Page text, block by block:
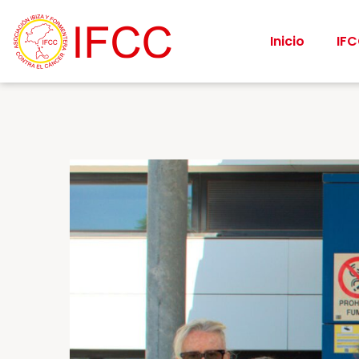
Inicio